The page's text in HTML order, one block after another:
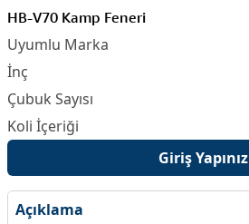
HB-V70 Kamp Feneri
Giriş Yapınız
Açıklama